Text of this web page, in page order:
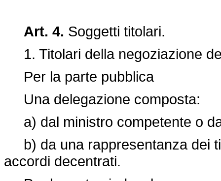
Art. 4. Soggetti titolari.
1. Titolari della negoziazione
Per la parte pubblica
Una delegazione composta:
a) dal ministro competente o
b) da una rappresentanza dei
accordi decentrati.